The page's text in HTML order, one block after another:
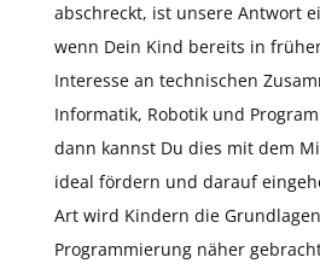
abschreckt, ist unsere Antwort
wenn Dein Kind bereits in
Interesse an technischen
Informatik, Robotik und
dann kannst Du dies mit dem
ideal fördern und darauf
Art wird Kindern die
Programmierung näher